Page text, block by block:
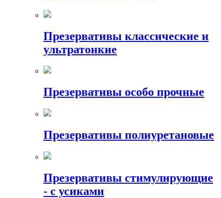
Презервативы классические и
ультратонкие
Презервативы особо прочные
Презервативы полиуретановые
Презервативы стимулирующие
- с усиками